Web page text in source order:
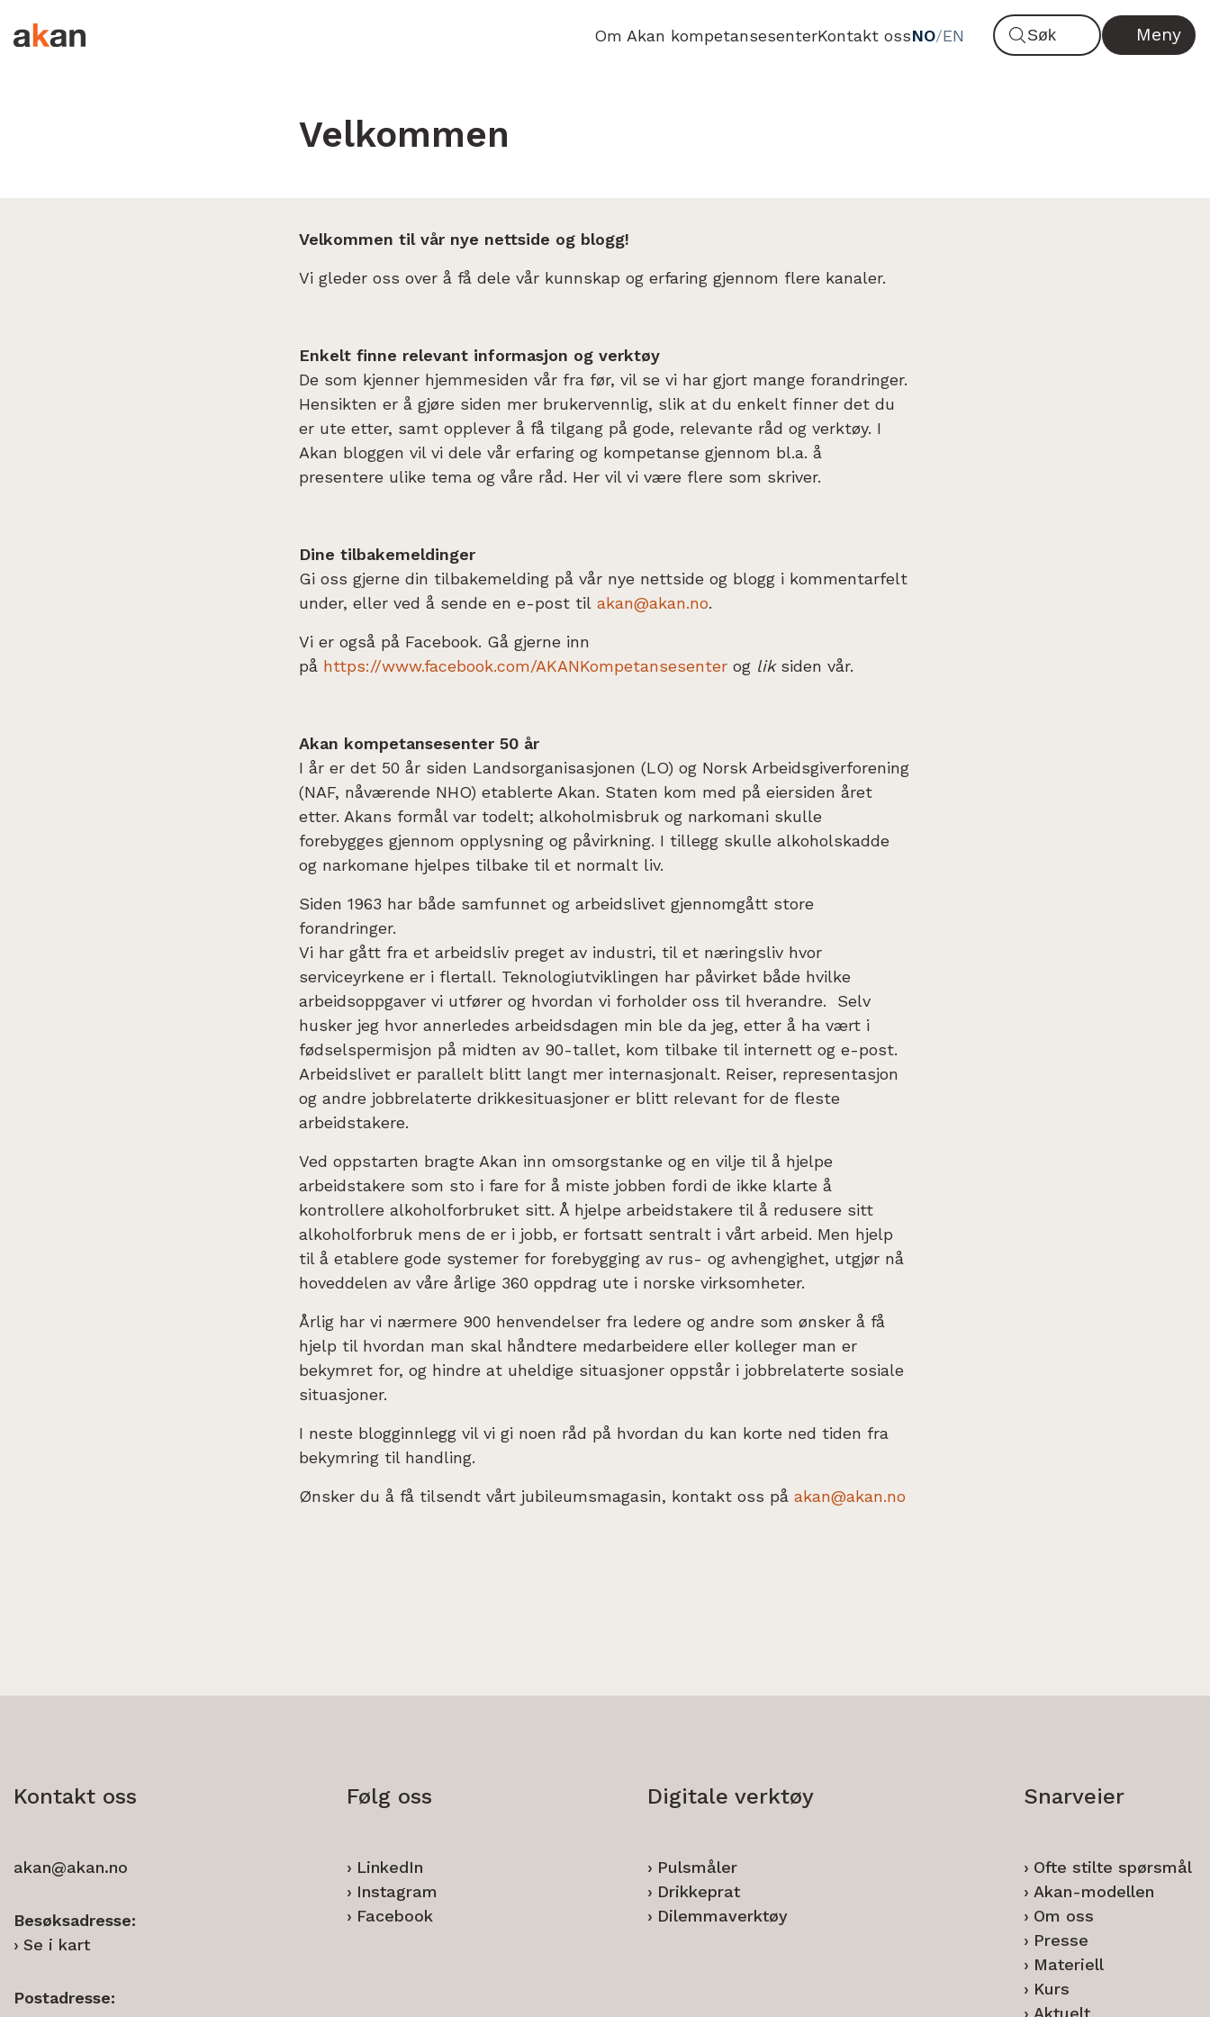
Hopp til innhold Om Akan kompetansesenterKontakt ossNO/EN Meny
Velkommen
Velkommen til vår nye nettside og blogg!
Vi gleder oss over å få dele vår kunnskap og erfaring gjennom flere kanaler.
Enkelt finne relevant informasjon og verktøy
De som kjenner hjemmesiden vår fra før, vil se vi har gjort mange forandringer.
Hensikten er å gjøre siden mer brukervennlig, slik at du enkelt finner det du
er ute etter, samt opplever å få tilgang på gode, relevante råd og verktøy. I
Akan bloggen vil vi dele vår erfaring og kompetanse gjennom bl.a. å
presentere ulike tema og våre råd. Her vil vi være flere som skriver.
Dine tilbakemeldinger
Gi oss gjerne din tilbakemelding på vår nye nettside og blogg i kommentarfelt
under, eller ved å sende en e-post til akan@akan.no.
Vi er også på Facebook. Gå gjerne inn
på https://www.facebook.com/AKANKompetansesenter og liksiden vår.
Akan kompetansesenter 50 år
I år er det 50 år siden Landsorganisasjonen (LO) og Norsk Arbeidsgiverforening
(NAF, nåværende NHO) etablerte Akan. Staten kom med på eiersiden året
etter. Akans formål var todelt; alkoholmisbruk og narkomani skulle
forebygges gjennom opplysning og påvirkning. I tillegg skulle alkoholskadde
og narkomane hjelpes tilbake til et normalt liv.
Siden 1963 har både samfunnet og arbeidslivet gjennomgått store
forandringer.
Vi har gått fra et arbeidsliv preget av industri, til et næringsliv hvor
serviceyrkene er i flertall. Teknologiutviklingen har påvirket både hvilke
arbeidsoppgaver vi utfører og hvordan vi forholder oss til hverandre. Selv
husker jeg hvor annerledes arbeidsdagen min ble da jeg, etter å ha vært i
fødselspermisjon på midten av 90-tallet, kom tilbake til internett og e-post.
Arbeidslivet er parallelt blitt langt mer internasjonalt. Reiser, representasjon
og andre jobbrelaterte drikkesituasjoner er blitt relevant for de fleste
arbeidstakere.
Ved oppstarten bragte Akan inn omsorgstanke og en vilje til å hjelpe
arbeidstakere som sto i fare for å miste jobben fordi de ikke klarte å
kontrollere alkoholforbruket sitt. Å hjelpe arbeidstakere til å redusere sitt
alkoholforbruk mens de er i jobb, er fortsatt sentralt i vårt arbeid. Men hjelp
til å etablere gode systemer for forebygging av rus- og avhengighet, utgjør nå
hoveddelen av våre årlige 360 oppdrag ute i norske virksomheter.
Årlig har vi nærmere 900 henvendelser fra ledere og andre som ønsker å få
hjelp til hvordan man skal håndtere medarbeidere eller kolleger man er
bekymret for, og hindre at uheldige situasjoner oppstår i jobbrelaterte sosiale
situasjoner.
I neste blogginnlegg vil vi gi noen råd på hvordan du kan korte ned tiden fra
bekymring til handling.
Ønsker du å få tilsendt vårt jubileumsmagasin, kontakt oss på akan@akan.no
Kontakt oss
akan@akan.no
Besøksadresse:
Se i kart
Postadresse:
Følg oss
LinkedIn
Instagram
Facebook
Digitale verktøy
Pulsmåler
Drikkeprat
Dilemmaverktøy
Snarveier
Ofte stilte spørsmål
Akan-modellen
Om oss
Presse
Materiell
Kurs
Aktuelt